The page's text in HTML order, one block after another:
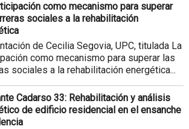
como mecanismo para superar
sociales a la rehabilitación
de Cecilia Segovia, UPC, titulada La
como mecanismo para superar las
sociales a la rehabilitación energética...
Cadarso 33: Rehabilitación y análisis
de edificio residencial en el ensanche